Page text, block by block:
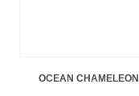
OCEAN